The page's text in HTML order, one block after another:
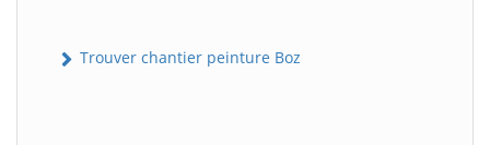
Trouver chantier peinture Boz